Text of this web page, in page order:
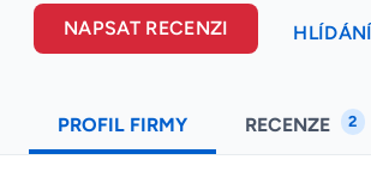
NAPSAT RECENZI
PROFIL FIRMY RECENZE 2